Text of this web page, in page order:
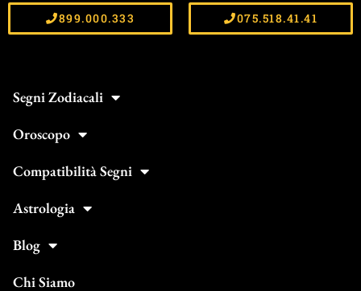
899.000.333 075.518.41.41
Segni Zodiacali
Oroscopo
Compatibilità Segni
Astrologia
Blog
Chi Siamo